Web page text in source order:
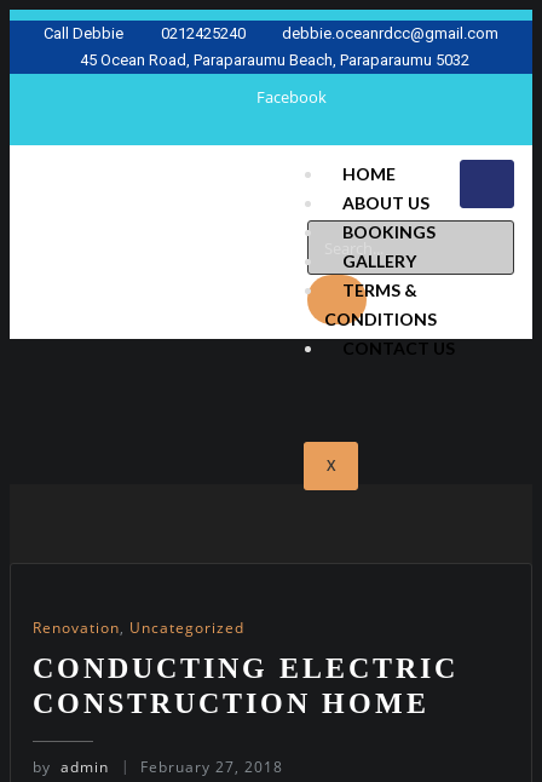
Call Debbie 0212425240
debbie.oceanrdcc@gmail.com
45 Ocean Road, Paraparaumu Beach, Paraparaumu 5032
Facebook
HOME
ABOUT US
BOOKINGS
GALLERY
TERMS &
CONDITIONS
CONTACT US
X
Renovation, Uncategorized
CONDUCTING ELECTRIC
CONSTRUCTION HOME
by admin February 27, 2018